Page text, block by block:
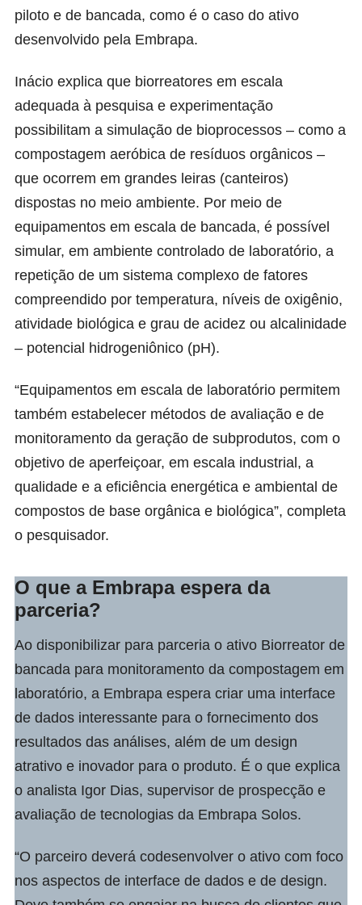
piloto e de bancada, como é o caso do ativo
desenvolvido pela Embrapa.
Inácio explica que biorreatores em escala
adequada à pesquisa e experimentação
possibilitam a simulação de bioprocessos – como a
compostagem aeróbica de resíduos orgânicos –
que ocorrem em grandes leiras (canteiros)
dispostas no meio ambiente. Por meio de
equipamentos em escala de bancada, é possível
simular, em ambiente controlado de laboratório, a
repetição de um sistema complexo de fatores
compreendido por temperatura, níveis de oxigênio,
atividade biológica e grau de acidez ou alcalinidade
– potencial hidrogeniônico (pH).
“Equipamentos em escala de laboratório permitem
também estabelecer métodos de avaliação e de
monitoramento da geração de subprodutos, com o
objetivo de aperfeiçoar, em escala industrial, a
qualidade e a eficiência energética e ambiental de
compostos de base orgânica e biológica”, completa
o pesquisador.
O que a Embrapa espera da
parceria?
Ao disponibilizar para parceria o ativo Biorreator de
bancada para monitoramento da compostagem em
laboratório, a Embrapa espera criar uma interface
de dados interessante para o fornecimento dos
resultados das análises, além de um design
atrativo e inovador para o produto. É o que explica
o analista Igor Dias, supervisor de prospecção e
avaliação de tecnologias da Embrapa Solos.
“O parceiro deverá codesenvolver o ativo com foco
nos aspectos de interface de dados e de design.